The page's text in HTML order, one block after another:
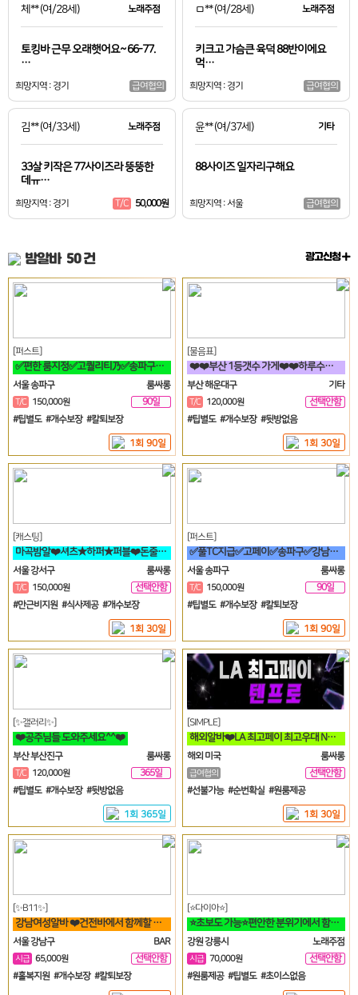
체**(여/28세) 노래주점
토킹바 근무 오래햇어요~ 66-77.
…
희망지역 : 경기 급여협의
ㅁ**(여/28세) 노래주점
키크고 가슴큰 육덕 88반이에요
먹…
희망지역 : 경기 급여협의
김**(여/33세) 노래주점
33살 키작은 77사이즈라 뚱뚱한
데ㅠ…
희망지역 : 경기 T/C 50,000원
윤**(여/37세) 기타
88사이즈 일자리구해요
희망지역 : 서울 급여협의
밤알바 50 건 광고신청
[퍼스트]
✅편한 룸지정✅고퀄리티乃✅송파구✅방이동✅잠실✅석촌동✅강남구✅서초구✅논현동
서울 송파구
룸싸롱
T/C 150,000원
90일
#팁별도 #개수보장 #칼퇴보장
1회 90일
[물음표]
❤️❤️부산 1등갯수 가게❤️❤️하루수입 고수익 가능❤️❤️
부산 해운대구
기타
T/C 120,000원
선택안함
#팁별도 #개수보장 #뒷방없음
1회 30일
[캐스팅]
마곡밤알❤️셔츠★하퍼★퍼블❤️돈줄맞아보자★갯수보장★술강요NO★출퇴근자유
서울 강서구
룸싸롱
T/C 150,000원
선택안함
#만근비지원 #식사제공 #개수보장
1회 30일
[퍼스트]
✅풀TC지급✅고페이✅송파구✅강남구✅분당✅가락동✅역삼동✅논현
서울 송파구
룸싸롱
T/C 150,000원
90일
#팁별도 #개수보장 #칼퇴보장
1회 90일
[✨갤러리✨]
❤️공주님들 도와주세요^^❤️
부산 부산진구
룸싸롱
T/C 120,000원
365일
#팁별도 #개수보장 #뒷방없음
1회 365일
[SIMPLE]
해외알바❤️LA 최고페이 최고우대 No.1 가게에서 직원 모집합니다❤️
해외 미국
룸싸롱
급여협의
선택안함
일
#선불가능 #순번확실 #원룸제공
1회 30일
[✨B11✨]
강남여성알바 ❤️건전바에서 함께할 공주님들 모집합니다❤️
서울 강남구
BAR
시급 65,000원
선택안함
일
#홀복지원 #개수보장 #칼퇴보장
[⭐다이아⭐]
⭐초보도 가능⭐편안한 분위기에서 함께 일할분 찾습니다⭐
강원 강릉시
노래주점
시급 70,000원
선택안함
일
#원룸제공 #팁별도 #초이스없음